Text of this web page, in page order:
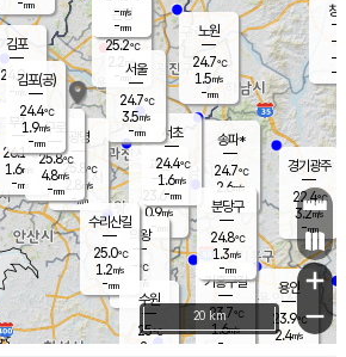
과천
23.6℃
0.9m/s
- mm
용인
23.9℃
2.4m/s
경기광주
22.4℃
3.2m/s
-mm
mm
창
-
-m/
-
의왕
- ℃
m/s
mm
김포
24.0℃
-m/s
mm
광명
25.8 ℃
2.8 m/s
-mm
부천
26.1℃
1.6m/s
-mm
구로
25.8℃
4.8m/s
-mm
은평
25.2℃
2.2 m/s
- mm
노원
24.7℃
1.5m/s
-mm
송파*
24.7℃
2.6m/s
-mm
서초
24.4℃
1.6m/s
-mm
기흥구갈
23.7℃
1.6m/s
-
수리산길
25.0℃
1.2m/s
-mm
분당구
24.8℃
1.3m/s
-mm
-m/s
-mm
김포(공)
24.4℃
1.9m/s
-mm
수원
25℃
2 m/s
서울
24.7℃
3.5m/s
-mm
+
−
20 km